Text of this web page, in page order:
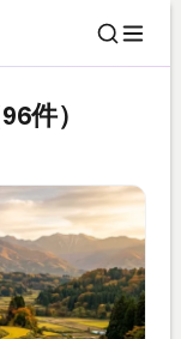
件）